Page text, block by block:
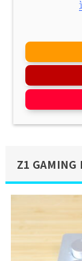
Z1 GAMING